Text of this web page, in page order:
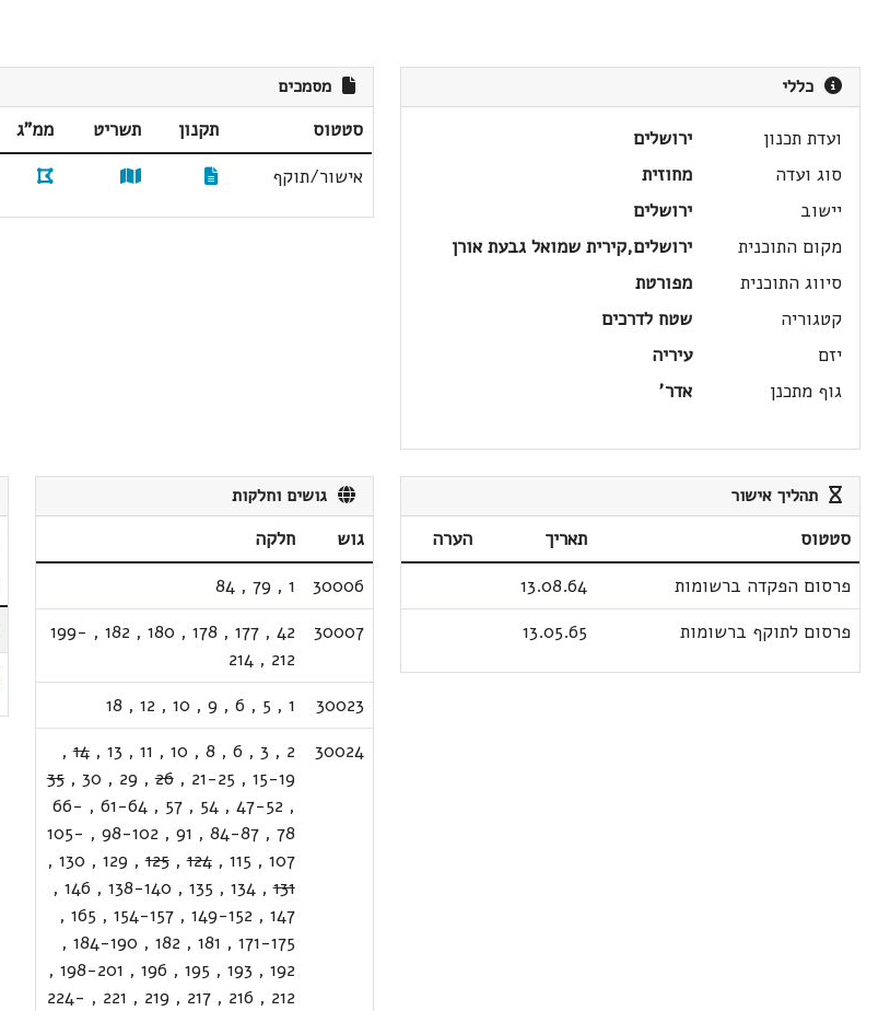
כללי
ועדת תכנון
ירושלים
סוג ועדה
מחוזית
יישוב
ירושלים
מקום התוכנית
ירושלים,קירית שמואל גבעת אורן
סיווג התוכנית
מפורטת
קטגוריה
שטח לדרכים
יזם
עיריה
גוף מתכנן
אדר'
מסמכים
סטטוס תקנון תשריט ממ"ג
אישור/תוקף
תהליך אישור
סטטוס תאריך
הערה
פרסום הפקדה ברשומות
13.08.64
פרסום לתוקף ברשומות
13.05.65
גושים וחלקות
גוש
חלקה
30006
1
,
79
,
84
30007
42
,
177
,
178
,
180
,
182
,
199-
212
,
214
30023
1
,
5
,
6
,
9
,
10
,
12
,
18
30024
2
,
3
,
6
,
8
,
10
,
11
,
13
,
14
,
15-19
,
21-25
,
26
,
29
,
30
,
35
,
47-52
,
54
,
57
,
61-64
,
66-
78
,
84-87
,
91
,
98-102
,
105-
107
,
115
,
124
,
125
,
129
,
130
,
131
,
134
,
135
,
138-140
,
146
,
147
,
149-152
,
154-157
,
165
,
171-175
,
181
,
182
,
184-190
,
192
,
193
,
195
,
196
,
198-201
,
212
,
216
,
217
,
219
,
221
,
224-